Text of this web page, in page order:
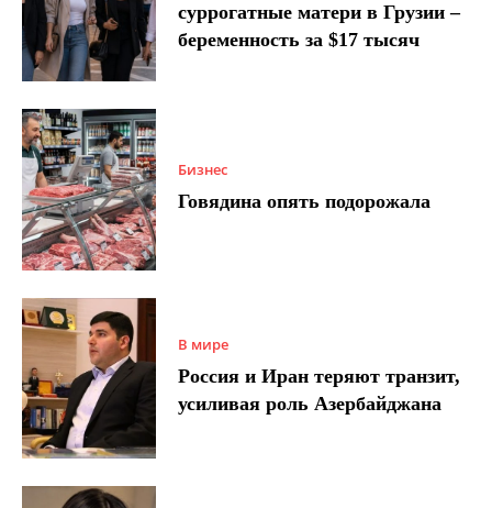
суррогатные матери в Грузии –
беременность за $17 тысяч
Бизнес
Говядина опять подорожала
В мире
Россия и Иран теряют транзит,
усиливая роль Азербайджана